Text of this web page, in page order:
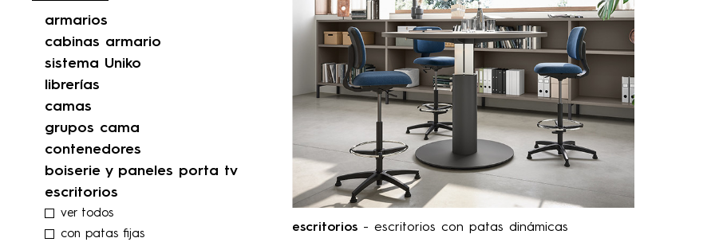
escritorios - escritorios con patas dinámicas
armarios
cabinas armario
sistema Uniko
librerías
camas
grupos cama
contenedores
boiserie y paneles porta tv
escritorios
ver todos
con patas fijas